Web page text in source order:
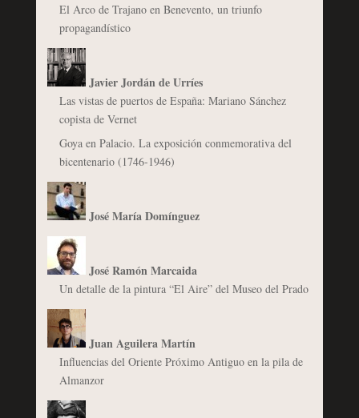
El Arco de Trajano en Benevento, un triunfo
propagandístico
Javier Jordán de Urríes
Las vistas de puertos de España: Mariano Sánchez
copista de Vernet
Goya en Palacio. La exposición conmemorativa del
bicentenario (1746-1946)
José María Domínguez
José Ramón Marcaida
Un detalle de la pintura “El Aire” del Museo del Prado
Juan Aguilera Martín
Influencias del Oriente Próximo Antiguo en la pila de
Almanzor